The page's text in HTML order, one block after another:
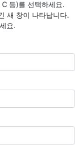
등)를 선택하세요.
새 창이 나타납니다.
요.